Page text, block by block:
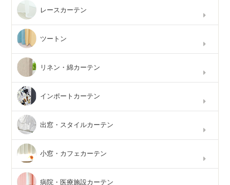
レースカーテン
ツートン
リネン・綿カーテン
インポートカーテン
出窓・スタイルカーテン
小窓・カフェカーテン
病院・医療施設カーテン